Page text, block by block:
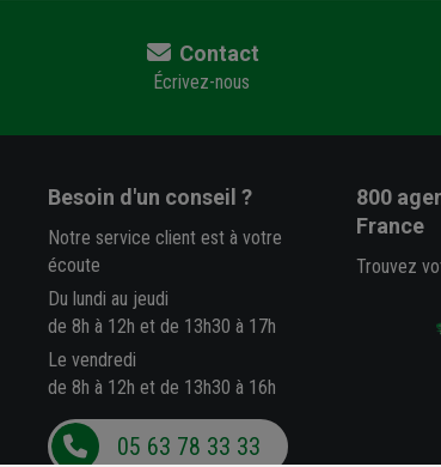
Contact
Écrivez-nous
Besoin d'un conseil ?
Notre service client est à votre
écoute
Du lundi au jeudi
de 8h à 12h et de 13h30 à 17h
Le vendredi
de 8h à 12h et de 13h30 à 16h
05 63 78 33 33
800
France
Trouvez